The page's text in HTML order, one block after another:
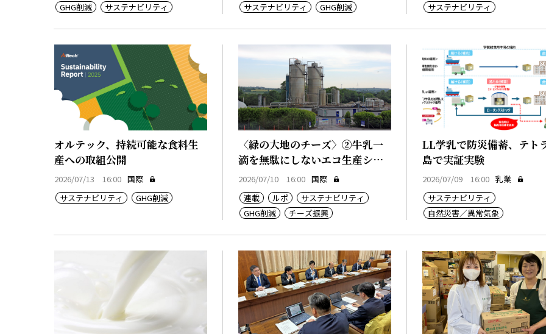
GHG削減
サステナビリティ
サステナビリティ
GHG削減
サステナビリティ
オルテック、持続可能な食料生
産への取組公開
2026/07/13 16:00 国際
サステナビリティ
GHG削減
〈緑の大地のチーズ〉②牛乳一
滴を無駄にしないエコ生産シス
テム
2026/07/10 16:00 国際
連載
ルポ
サステナビリティ
GHG削減
チーズ振興
LL学乳で防災備蓄、テト
島で実証実験
2026/07/09 16:00 乳業
サステナビリティ
自然災害／異常気象